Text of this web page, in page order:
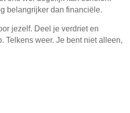
belangrijker dan financiële.
jezelf. Deel je verdriet en
Telkens weer. Je bent niet alleen,